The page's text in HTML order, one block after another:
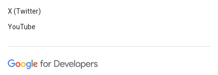
X (Twitter)
YouTube